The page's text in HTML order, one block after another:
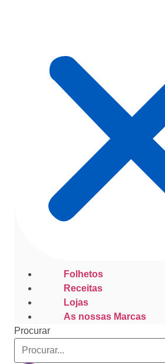
Folhetos
Receitas
Lojas
As nossas Marcas
Procurar